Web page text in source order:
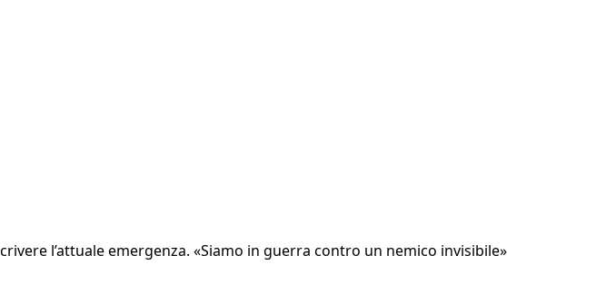
l’attuale emergenza. «Siamo in guerra contro un nemico invisibile»